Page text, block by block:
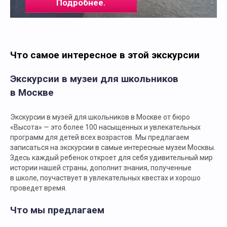
Подробнее.
Что самое интересное в этой экскурсии
Экскурсии в музеи для школьников
в Москве
Экскурсии в музей для школьников в Москве от бюро
«Высота» — это более 100 насыщенных и увлекательных
программ для детей всех возрастов. Мы предлагаем
записаться на экскурсии в самые интересные музеи Москвы.
Здесь каждый ребенок откроет для себя удивительный мир
истории нашей страны, дополнит знания, полученные
в школе, поучаствует в увлекательных квестах и хорошо
проведет время.
Что мы предлагаем